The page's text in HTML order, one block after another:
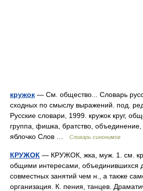
кружок — См. общество... Словарь
сходных по смыслу выражений. под.
Русские словари, 1999. кружок круг,
группа, фишка, братство, объединение,
яблочко Слов …
Словарь синонимов
КРУЖОК — КРУЖОК, жка, муж. 1. см.
общими интересами, объединившихся
совместных занятий чем н., а также
организация. К. пения, танцев.